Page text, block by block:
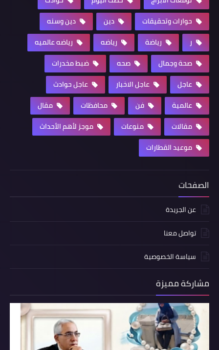
حوارات وتحقيقات
دين
دين وسنه
ر
رياضة رياضه
رياضه عالميه
صحة وجمال
صحه
ضبط مخدرات
عاجل
عاجل الاخبار
عاجل حوادث
عالمية
فن محافظات
مقال
مقالات
منوعات
موجز لأهم الأحداث
موعيد القطارات
الصفحات
عن الجريدة
تواصل معنا
سياسة الخصوصية
مشاركة مميزة